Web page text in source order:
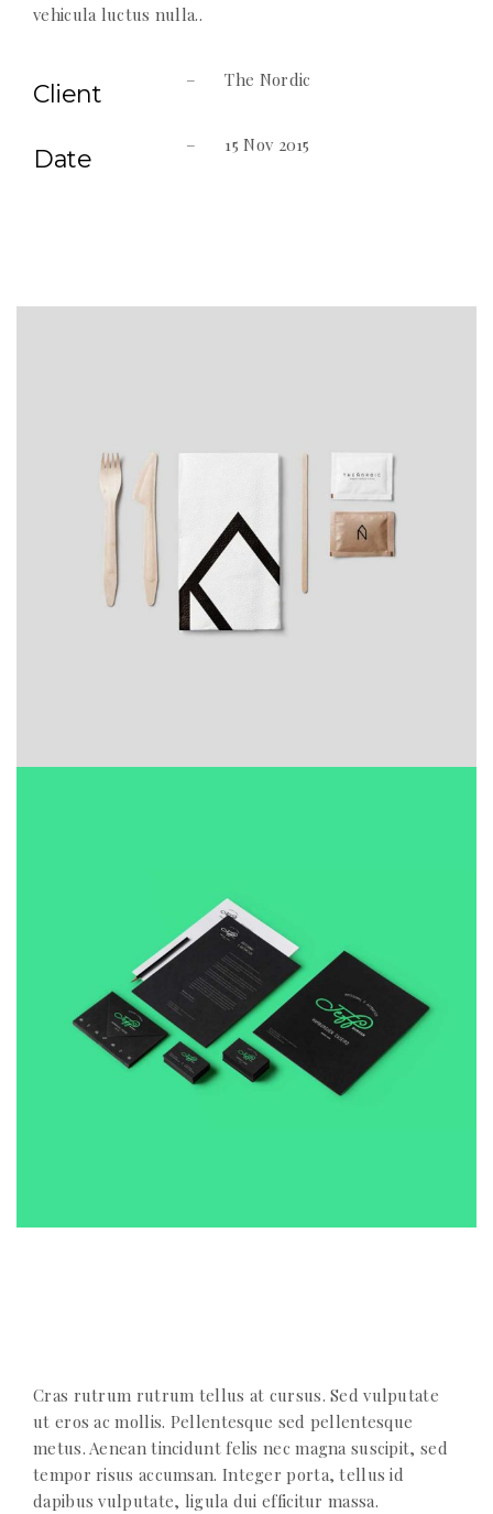
vehicula luctus nulla..
Client – The Nordic
Date – 15 Nov 2015
Cras rutrum rutrum tellus at cursus. Sed vulputate
ut eros ac mollis. Pellentesque sed pellentesque
metus. Aenean tincidunt felis nec magna suscipit, sed
tempor risus accumsan. Integer porta, tellus id
dapibus vulputate, ligula dui efficitur massa.